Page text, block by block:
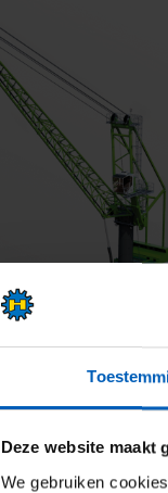
Deze website maakt
We gebruiken